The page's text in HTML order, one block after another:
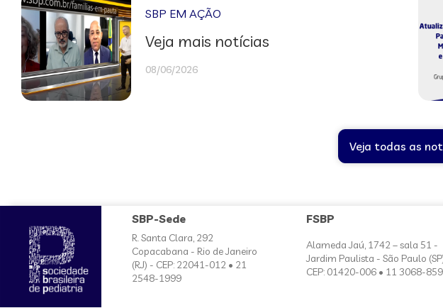
SBP EM AÇÃO
Veja mais notícias
08/06/2026
Veja todas as
SBP-Sede
R. Santa Clara, 292
Copacabana - Rio de Janeiro
(RJ) - CEP: 22041-012 • 21
2548-1999
FSBP
Alameda Jaú, 1742 – sala 51 -
Jardim Paulista - São Paulo
CEP: 01420-006 • 11 3068-